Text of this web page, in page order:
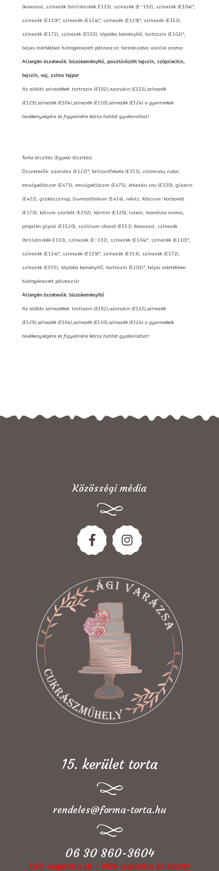
(kovasav), színezék (brilliánskék E133), színezék (E-132), színezék (E104)*,
színezék (E110)*, színezék (E124)*, színezék (E129)*, színezék (E153),
színezék (E172), színezék (E555), tápióka keményítő, tartrazin (E102)*,
teljes mértékben hidrogénezett pálmazsír, természetes vanília aroma
Allergén öszetevők: búzakeményítő, pasztőrözött tejszín, szójalecitin,
tejszín, vaj, zsíros tejpor
Az alábbi színezékek: tartrazin (E102),azorubin (E122),színezék
(E129),színezék (E104),színezék (E110),színezék (E124) a gyermekek
tevékenységére és figyelmére káros hatást gyakorolhat!
Torta díszítés (Egyedi díszítés):
Összetevők: azorubin (E122)*, brillantfekete (E151), citromsav, cukor,
emulgeálószer (E471), emulgeálószer (E475), étkezési sav (E330), glicerin
(E422), glükózszirup, Gumiarábikum (E414), ivóvíz, Kálcium-karbonát
(E170), kálium szorbát (E202), kármin (E120), lutein, mandula aroma,
propilén glycol (E1520), szilícium-dioxid (E551) (kovasav), színezék
(brilliánskék E133), színezék (E-132), színezék (E104)*, színezék (E110)*,
színezék (E124)*, színezék (E129)*, színezék (E153), színezék (E172),
színezék (E555), tápióka keményítő, tartrazin (E102)*, teljes mértékben
hidrogénezett pálmazsír
Allergén öszetevők: búzakeményítő
Az alábbi színezékek: tartrazin (E102),azorubin (E122),színezék
(E129),színezék (E104),színezék (E110),színezék (E124) a gyermekek
tevékenységére és figyelmére káros hatást gyakorolhat!
Közösségi média
15. kerület torta
rendeles@forma-torta.hu
06 30 860-3604
2026. augusztus 10. - 2026. augusztus 22. között